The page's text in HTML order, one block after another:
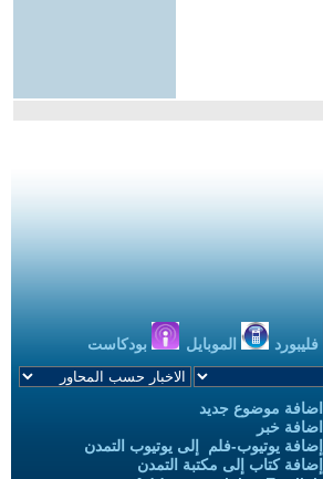
فليبورد الموبايل بودكاست
اضافة موضوع جديد
اضافة خبر
إضافة يوتيوب-فلم إلى يوتيوب التمدن
إضافة كتاب إلى مكتبة التمدن